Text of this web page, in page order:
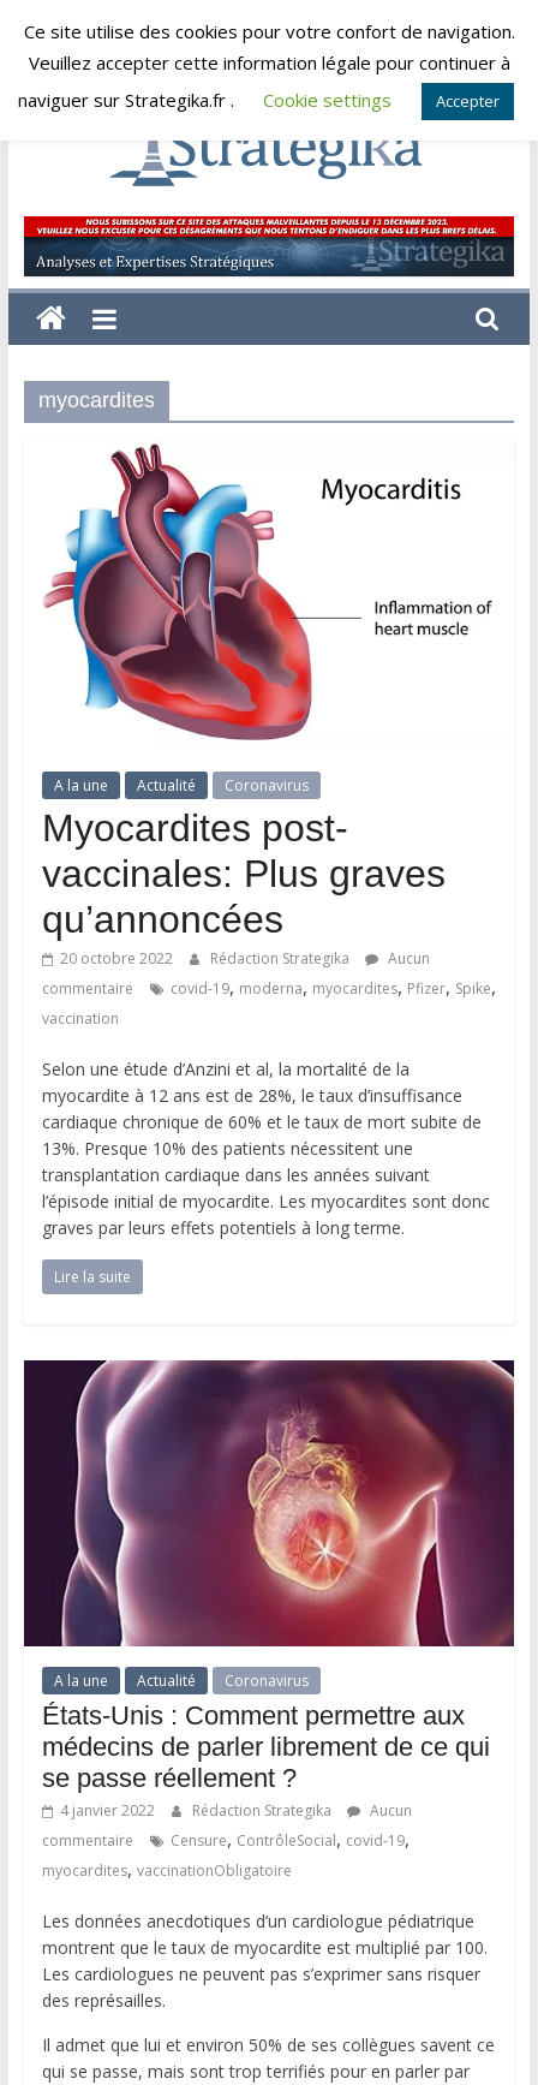
Skip
dimanche, août 9, 2026
Strategika
Expertise
et
Analyses
myocardites
A la une Actualité Coronavirus
Myocardites post-
vaccinales: Plus graves
qu’annoncées
20 octobre 2022 Rédaction Strategika
Aucun
commentaire
covid-19, moderna, myocardites, Pfizer, Spike,
vaccination
Selon une étude d’Anzini et al, la mortalité de la
myocardite à 12 ans est de 28%, le taux d’insuffisance
cardiaque chronique de 60% et le taux de mort subite de
13%. Presque 10% des patients nécessitent une
transplantation cardiaque dans les années suivant
l’épisode initial de myocardite. Les myocardites sont donc
graves par leurs effets potentiels à long terme.
Lire la suite
A la une Actualité Coronavirus
États-Unis : Comment permettre aux
médecins de parler librement de ce qui
se passe réellement ?
4 janvier 2022 Rédaction Strategika
Aucun
commentaire
Censure, ContrôleSocial, covid-19,
myocardites, vaccinationObligatoire
Les données anecdotiques d’un cardiologue pédiatrique
montrent que le taux de myocardite est multiplié par 100.
Les cardiologues ne peuvent pas s’exprimer sans risquer
des représailles.
Il admet que lui et environ 50% de ses collègues savent ce
qui se passe, mais sont trop terrifiés pour en parler par
Ce site utilise des cookies pour votre confort de navigation.
Veuillez accepter cette information légale pour continuer à
naviguer sur Strategika.fr .
Cookie settings Accepter